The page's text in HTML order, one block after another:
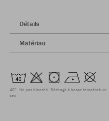
Détails
Matériau
40° Ne pas blanchir Séchage à basse température
sec